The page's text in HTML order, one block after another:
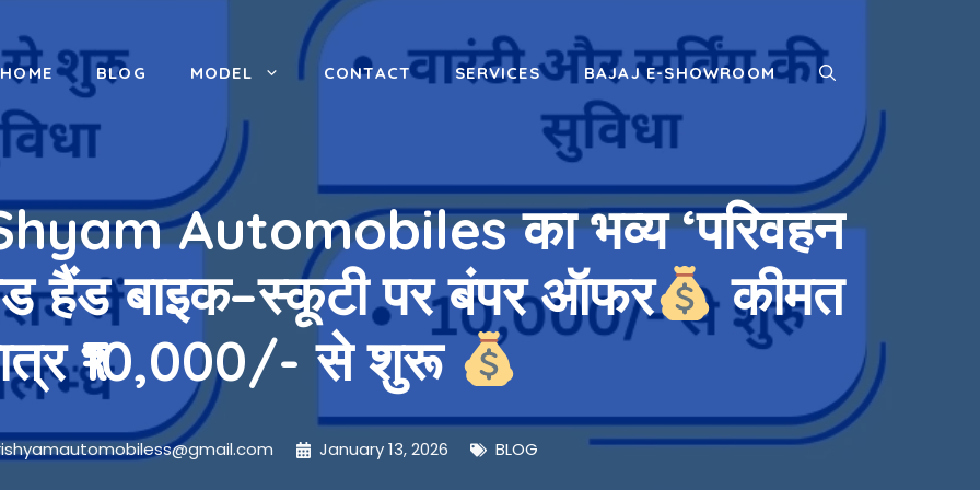
HOME BLOG MODEL CONTACT SERVICES BAJAJ E-SHOWROOM
Automobiles का भव्य ‘परिवहन
हैंड बाइक–स्कूटी पर बंपर ऑफर
कीमत
₹10,000/- से शुरू
January 13, 2026 BLOG